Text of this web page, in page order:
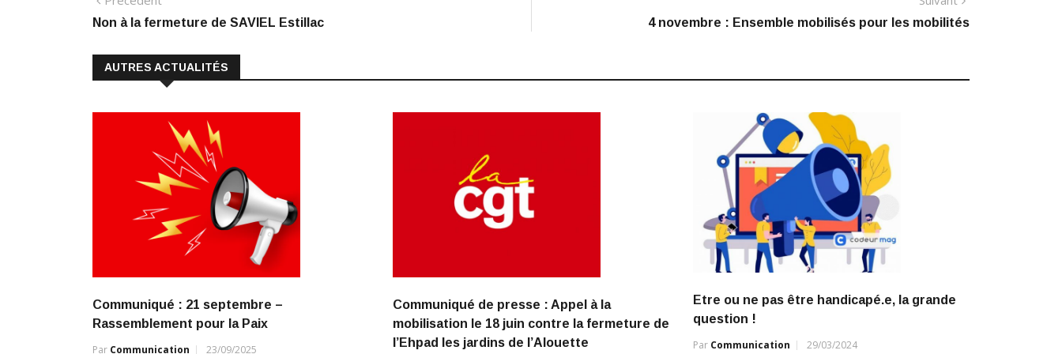
e
b
o
o
k
k
e
dI
n
at
s
A
p
p
ai
l
p
y
n
k
de
l’article
précédent
Non à la fermeture de SAVIEL Estillac
suivant
4 novembre : Ensemble mobilisés pour les mobilités
AUTRES ACTUALITÉS
Communiqué : 21 septembre –
Rassemblement pour la Paix
Par Communication 23/09/2025
Communiqué de presse : Appel à la
mobilisation le 18 juin contre la fermeture de
l’Ehpad les jardins de l’Alouette
Etre ou ne pas être handicapé.e, la grande
question !
Par Communication 29/03/2024